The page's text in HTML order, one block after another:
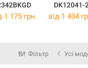
DK12041-
1 175 грн. від 1 404
Фільтр Усі